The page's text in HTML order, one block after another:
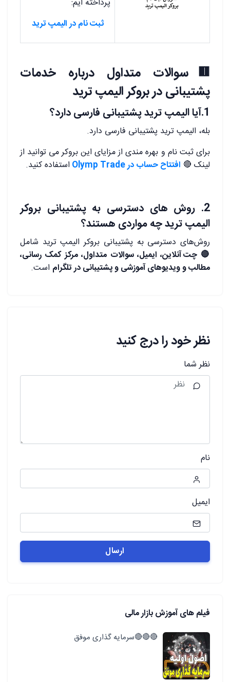
ثبت نام در الیمپ ترید
🟥سوالات متداول درباره خدمات
پشتیبانی در بروکر الیمپ ترید
1.آیا الیمپ ترید پشتیبانی فارسی دارد؟
بله، الیمپ ترید پشتیبانی فارسی دارد.
برای ثبت نام و بهره مندی از مزایای این بروکر می توانید از
لینک 🔴 افتتاح حساب در Olymp Trade استفاده کنید.
2. روش های دسترسی به پشتیبانی بروکر
الیمپ ترید چه مواردی هستند؟
روش‌های دسترسی به پشتیبانی بروکر الیمپ ترید شامل
🔴 چت آنلاین، ایمیل، سوالات متداول، مرکز کمک رسانی،
مطالب و ویدیوهای آموزشی و پشتیبانی در تلگرام است.
نظر خود را درج کنید
نظر شما
نام
ایمیل
فیلم های آموزش بازار مالی
🔴🔴🔴سرمایه گذاری موفق